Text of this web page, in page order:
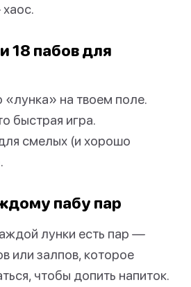
18 пабов для
на твоем поле.
быстрая игра.
смелых (и хорошо
пабу пар
лунки есть пар —
или залпов, которое
чтобы допить напиток.